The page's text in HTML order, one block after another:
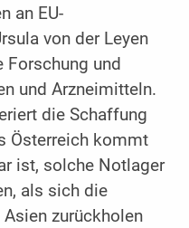
an EU-
von der Leyen
und
und Arzneimitteln.
die Schaffung
Österreich kommt
ist, solche Notlager
als sich die
zurückholen